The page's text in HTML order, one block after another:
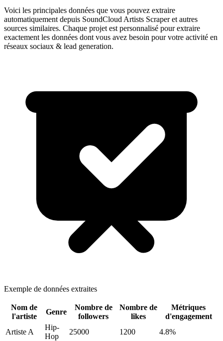
Voici les principales données que vous pouvez extraire
automatiquement depuis SoundCloud Artists Scraperet autres
sources similaires. Chaque projet est personnalisé pour extraire
exactement les données dont vous avez besoin pour votre activité en
réseaux sociaux & lead generation.
Exemple de données extraites
Nom de
l'artiste
Genre
Nombre de
followers
Nombre de
likes
Métriques
d'engagement
Artiste A
Hip-
Hop
25000 1200
4.8%